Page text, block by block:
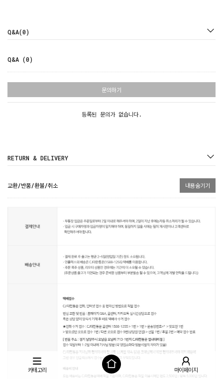
카테고리 마이페이지
Q&A(0)
Q&A (0)
문의하기
등록된 문의가 없습니다.
RETURN & DELIVERY
교환/반품/환불/취소 내용숨기기